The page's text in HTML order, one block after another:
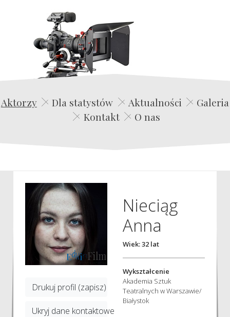
Edwin Film Agencja Aktorska
Aktorzy Dla statystów Aktualności
Galeria
Kontakt
O nas
Drukuj profil (zapisz)
Ukryj dane kontaktowe
Nieciąg
Anna
Wiek: 32 lat
Wykształcenie
Akademia Sztuk
Teatralnych w Warszawie/
Białystok